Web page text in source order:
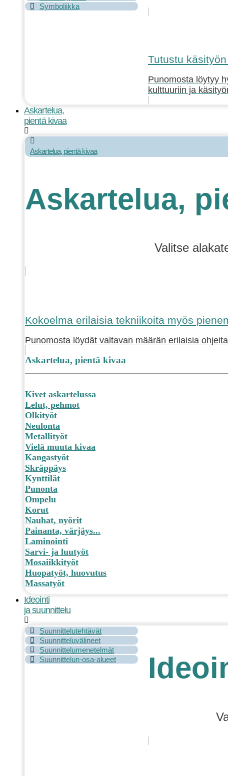
Symboliikka
Tutustu
Punomosta löytyy
kulttuuriin ja
Askartelua,
pientä kivaa
Askartelua, pientä kivaa
Askartelua,
Valitse
Kokoelma erilaisia tekniikoita myös
Punomosta löydät valtavan määrän erilaisia
Askartelua, pientä kivaa
Kivet askartelussa
Lelut, pehmot
Olkityöt
Neulonta
Metallityöt
Vielä muuta kivaa
Kangastyöt
Skräppäys
Kynttilät
Punonta
Ompelu
Korut
Nauhat, nyörit
Painanta, värjäys...
Laminointi
Sarvi- ja luutyöt
Mosaiikkityöt
Huopatyöt, huovutus
Massatyöt
Ideointi
ja suunnittelu
Suunnittelutehtävät
Suunnitteluvälineet
Suunnittelumenetelmät
Suunnittelun-osa-alueet